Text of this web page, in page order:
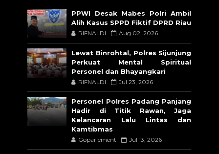
PPWI Desak Mabes Polri Ambil
Alih Kasus SPPD Fiktif DPRD Riau
RIFNALDI Aug 02, 2026
Lewat Binrohtal, Polres Sijunjung
Perkuat Mental Spiritual
Personel dan Bhayangkari
RIFNALDI Jul 23, 2026
Personel Polres Padang Panjang
Hadir di Titik Rawan, Jaga
Kelancaran Lalu Lintas dan
Kamtibmas
Goparlement Jul 13, 2026